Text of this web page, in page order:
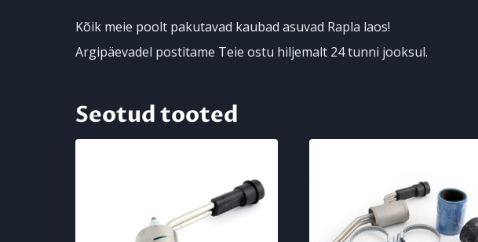
Kõik meie poolt pakutavad kaubad asuvad Rapla laos!
Argipäevadel postitame Teie ostu hiljemalt 24 tunni jooksul.
Seotud tooted